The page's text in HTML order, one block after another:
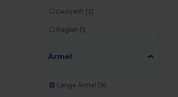
Gestreift (2)
Raglan (1)
Ärmel
Lange Ärmel (9)